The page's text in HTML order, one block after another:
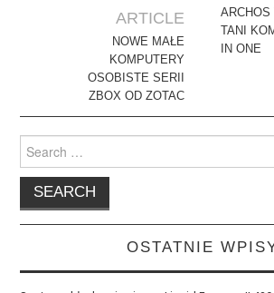
navigationARTICLE
NOWE MAŁE
KOMPUTERY
OSOBISTE SERII
ZBOX OD ZOTAC
TANI
IN ONE
Search
for:
OSTATNIE